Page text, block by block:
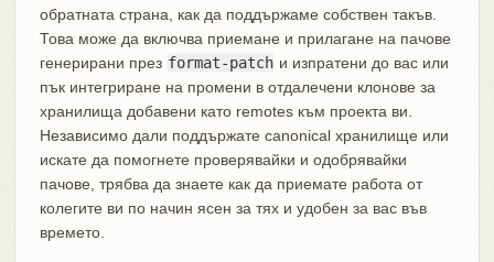
обратната страна, как да поддържаме собствен такъв.
Това може да включва приемане и прилагане на пачове
генерирани през format-patch и изпратени до вас или
пък интегриране на промени в отдалечени клонове за
хранилища добавени като remotes към проекта ви.
Независимо дали поддържате canonical хранилище или
искате да помогнете проверявайки и одобрявайки
пачове, трябва да знаете как да приемате работа от
колегите ви по начин ясен за тях и удобен за вас във
времето.